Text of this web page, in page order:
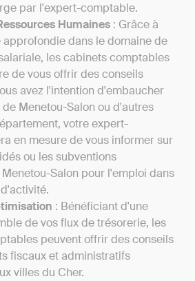
par l'expert-comptable.
Humaines : Grâce à
approfondie dans le domaine de
les cabinets comptables
de vous offrir des conseils
avez l'intention d'embaucher
Menetou-Salon ou d'autres
votre expert-
en mesure de vous informer sur
ou les subventions
Salon pour l'emploi dans
: Bénéficiant d'une
de vos flux de trésorerie, les
peuvent offrir des conseils
fiscaux et administratifs
villes du Cher.